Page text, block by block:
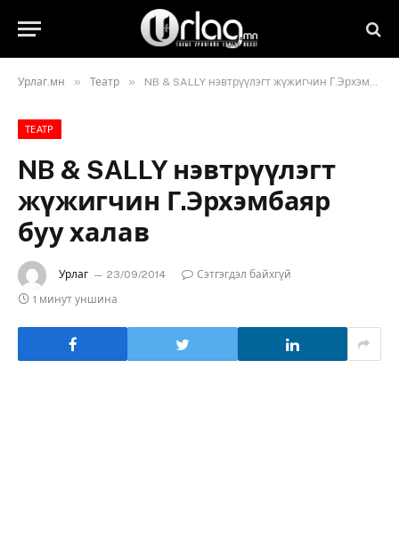
Урлаг.мн » Театр » NB & SALLY нэвтрүүлэгт жүжигчин Г.Эрхэмбаяр буу халав
ТЕАТР
NB & SALLY нэвтрүүлэгт
жүжигчин Г.Эрхэмбаяр
буу халав
Урлаг 23/09/2014
Сэтгэгдэл байхгүй
1 минут уншина